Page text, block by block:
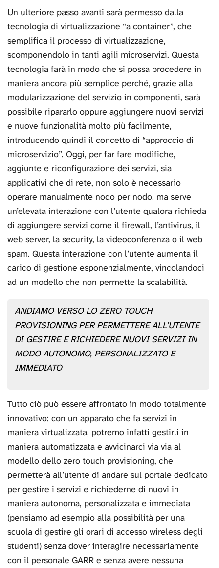
Un ulteriore passo avanti sarà permesso dalla
tecnologia di virtualizzazione “a container”, che
semplifica il processo di virtualizzazione,
scomponendolo in tanti agili microservizi. Questa
tecnologia farà in modo che si possa procedere in
maniera ancora più semplice perché, grazie alla
modularizzazione del servizio in componenti, sarà
possibile ripararlo oppure aggiungere nuovi servizi
e nuove funzionalità molto più facilmente,
introducendo quindi il concetto di “approccio di
microservizio”. Oggi, per far fare modifiche,
aggiunte e riconfigurazione dei servizi, sia
applicativi che di rete, non solo è necessario
operare manualmente nodo per nodo, ma serve
un’elevata interazione con l’utente qualora richieda
di aggiungere servizi come il firewall, l’antivirus, il
web server, la security, la videoconferenza o il web
spam. Questa interazione con l’utente aumenta il
carico di gestione esponenzialmente, vincolandoci
ad un modello che non permette la scalabilità.
ANDIAMO VERSO LO ZERO TOUCH
PROVISIONING PER PERMETTERE ALL’UTENTE
DI GESTIRE E RICHIEDERE NUOVI SERVIZI IN
MODO AUTONOMO, PERSONALIZZATO E
IMMEDIATO
Tutto ciò può essere affrontato in modo totalmente
innovativo: con un apparato che fa servizi in
maniera virtualizzata, potremo infatti gestirli in
maniera automatizzata e avvicinarci via via al
modello dello zero touch provisioning, che
permetterà all’utente di andare sul portale dedicato
per gestire i servizi e richiederne di nuovi in
maniera autonoma, personalizzata e immediata
(pensiamo ad esempio alla possibilità per una
scuola di gestire gli orari di accesso wireless degli
studenti) senza dover interagire necessariamente
con il personale GARR e senza avere nessuna